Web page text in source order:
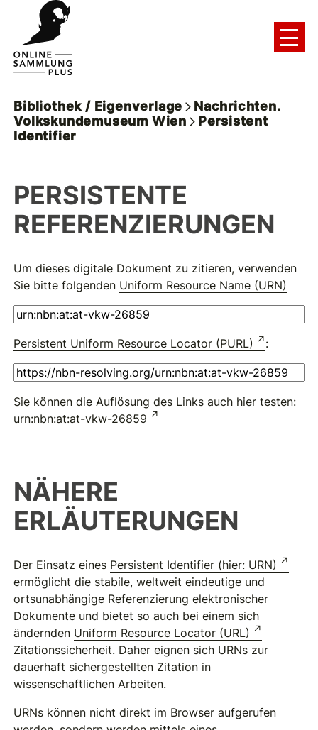
Bibliothek / Eigenverlage
Nachrichten.
Volkskundemuseum Wien
Persistent
Identifier
PERSISTENTE
REFERENZIERUNGEN
Um dieses digitale Dokument zu zitieren, verwenden
Sie bitte folgenden Uniform Resource Name (URN)
Persistent Uniform Resource Locator (PURL) :
Sie können die Auflösung des Links auch hier testen:
urn:nbn:at:at-vkw-26859
NÄHERE
ERLÄUTERUNGEN
Der Einsatz eines Persistent Identifier (hier: URN)
ermöglicht die stabile, weltweit eindeutige und
ortsunabhängige Referenzierung elektronischer
Dokumente und bietet so auch bei einem sich
ändernden Uniform Resource Locator (URL)
Zitationssicherheit. Daher eignen sich URNs zur
dauerhaft sichergestellten Zitation in
wissenschaftlichen Arbeiten.
URNs können nicht direkt im Browser aufgerufen